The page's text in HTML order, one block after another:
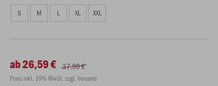
S M L XL XXL
ab 26,59 € 37,99 €
Preis inkl. 19% MwSt. zzgl. Versand